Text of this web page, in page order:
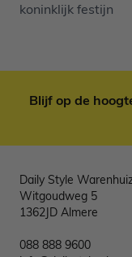
koninklijk festijn
Blijf op de
Daily Style
Witgoudweg 5
1362JD Almere
088 888 9600